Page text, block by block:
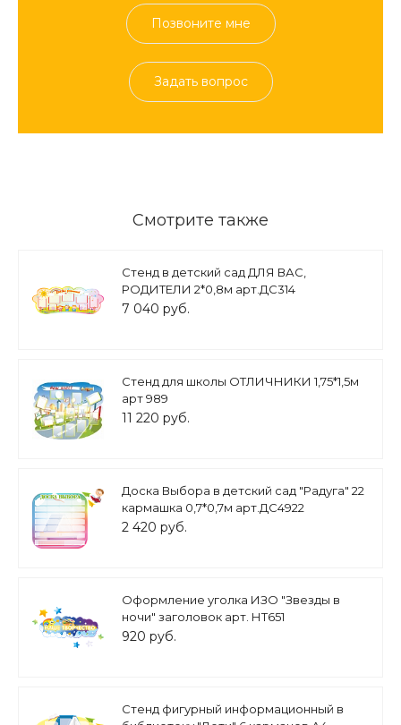
Позвоните мне
Задать вопрос
Смотрите также
Стенд в детский сад ДЛЯ ВАС,
РОДИТЕЛИ 2*0,8м арт.ДС314
7 040 руб.
Стенд для школы ОТЛИЧНИКИ 1,75*1,5м
арт 989
11 220 руб.
Доска Выбора в детский сад "Радуга" 22
кармашка 0,7*0,7м арт.ДС4922
2 420 руб.
Оформление уголка ИЗО "Звезды в
ночи" заголовок арт. НТ651
920 руб.
Стенд фигурный информационный в